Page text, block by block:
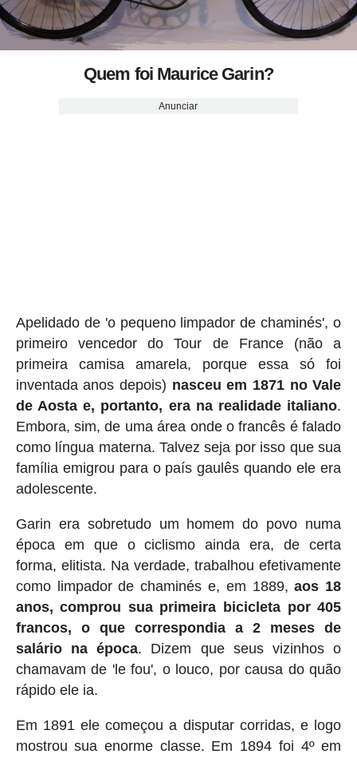
Quem foi Maurice Garin?
Anunciar
Apelidado de 'o pequeno limpador de chaminés', o
primeiro vencedor do Tour de France (não a
primeira camisa amarela, porque essa só foi
inventada anos depois) nasceu em 1871 no Vale
de Aosta e, portanto, era na realidade italiano.
Embora, sim, de uma área onde o francês é falado
como língua materna. Talvez seja por isso que sua
família emigrou para o país gaulês quando ele era
adolescente.
Garin era sobretudo um homem do povo numa
época em que o ciclismo ainda era, de certa
forma, elitista. Na verdade, trabalhou efetivamente
como limpador de chaminés e, em 1889,aos 18
anos, comprou sua primeira bicicleta por 405
francos, o que correspondia a 2 meses de
salário na época. Dizem que seus vizinhos o
chamavam de 'le fou', o louco, por causa do quão
rápido ele ia.
Em 1891 ele começou a disputar corridas, e logo
mostrou sua enorme classe. Em 1894 foi 4º em